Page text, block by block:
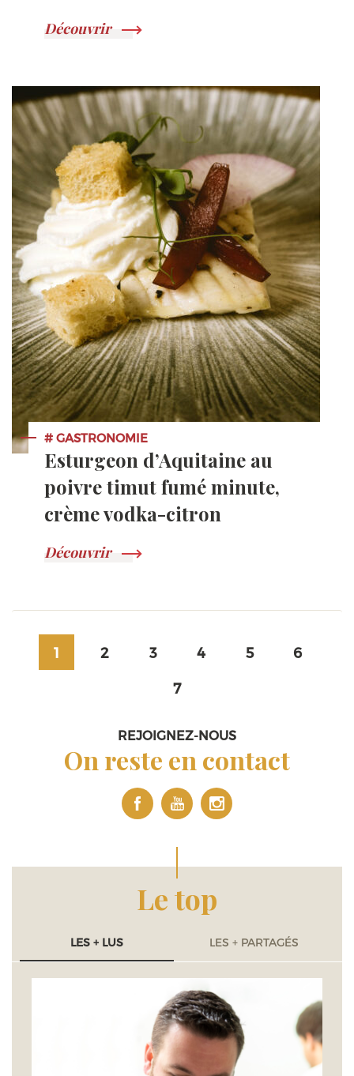
Découvrir
# GASTRONOMIE
Esturgeon d’Aquitaine au
poivre timut fumé minute,
crème vodka-citron
Découvrir
1 2 3 4 5 6
7
REJOIGNEZ-NOUS
On reste en contact
Le top
LES + LUS LES + PARTAGÉS